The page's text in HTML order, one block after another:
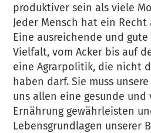
produktiver sein als viele
Jeder Mensch hat ein Recht
Eine ausreichende und
Vielfalt, vom Acker bis auf
eine Agrarpolitik, die nicht
haben darf. Sie muss
uns allen eine gesunde und
Ernährung gewährleisten
Lebensgrundlagen unserer